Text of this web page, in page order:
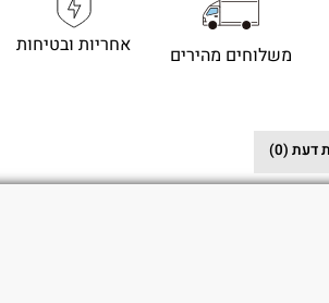
משלוחים מהירים אחריות ובטיחות
דעת (0)